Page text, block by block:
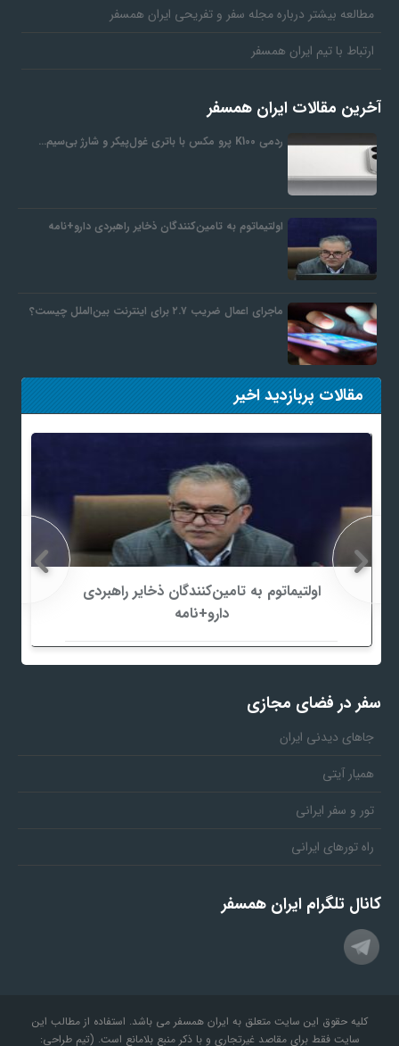
مطالعه بیشتر درباره مجله سفر و تفریحی ایران همسفر
ارتباط با تیم ایران همسفر
آخرین مقالات ایران همسفر
ردمی K100 پرو مکس با باتری غول‌پیکر و شارژ بی‌سیم…
اولتیماتوم به تامین‌کنندگان ذخایر راهبردی دارو+نامه
ماجرای اعمال ضریب ۲.۷ برای اینترنت بین‌الملل چیست؟
مقالات پربازدید اخیر
اولتیماتوم به تامین‌کنندگان ذخایر راهبردی
دارو+نامه
سفر در فضای مجازی
جاهای دیدنی ایران
همیار آیتی
تور و سفر ایرانی
راه تورهای ایرانی
کانال تلگرام ایران همسفر
کلیه حقوق این سایت متعلق به ایران همسفر می باشد. استفاده از مطالب این
سایت فقط برای مقاصد غیرتجاری و با ذکر منبع بلامانع است. (تیم طراحی: